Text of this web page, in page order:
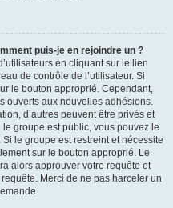
puis-je en rejoindre un ?
en cliquant sur le lien
de contrôle de l’utilisateur. Si
le bouton approprié. Cependant,
ouverts aux nouvelles adhésions.
d’autres peuvent être privés et
groupe est public, vous pouvez le
le groupe est restreint et nécessite
sur le bouton approprié. Le
alors approuver votre requête et
Merci de ne pas harceler un